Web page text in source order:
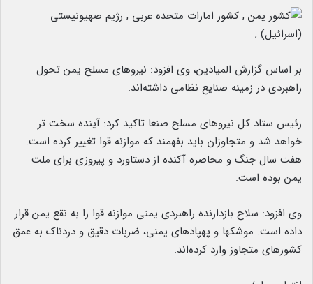
بر اساس گزارش المیادین، وی افزود: نیروهای مسلح یمن تحول
راهبردی در زمینه صنایع نظامی داشته‌اند.
رئیس ستاد کل نیروهای مسلح صنعا تاکید کرد: آینده سخت تر
خواهد شد و متجاوزان باید بفهمند که موازنه قوا تغییر کرده است.
هفت سال جنگ و محاصره آکنده از دستاورد و پیروزی برای ملت
یمن بوده است.
وی افزود: سلاح بازدارنده راهبردی یمنی موازنه قوا را به نقع یمن قرار
داده است. موشکها و پهپادهای یمنی، ضربات دقیق و دردناک به عمق
کشورهای متجاوز وارد کرده‌اند.